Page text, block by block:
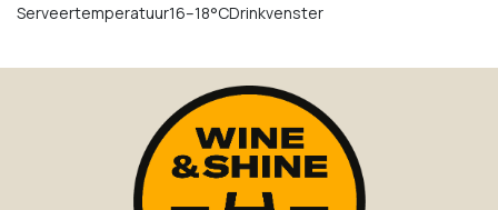
Serveertemperatuur16–18°CDrinkvenster